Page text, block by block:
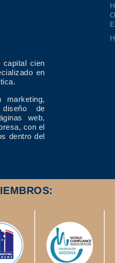
capital cien
en
marketing,
de
web,
con el
dentro del